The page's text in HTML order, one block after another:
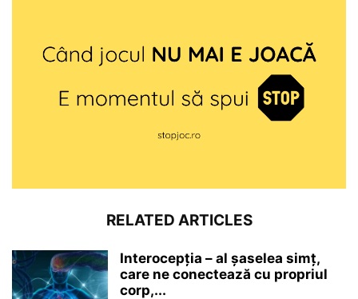
RELATED ARTICLES
Interocepţia – al șaselea simț,
care ne conectează cu propriul
corp,...